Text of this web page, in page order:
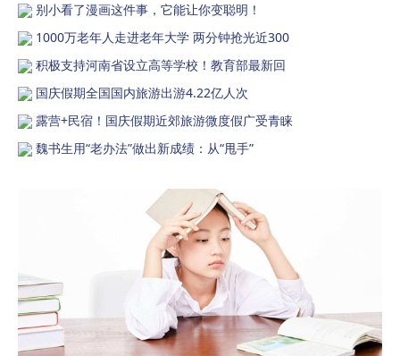
别小看了漫画这件事，它能让你变聪明！
1000万老年人走进老年大学 两分钟抢光近300
积极支持河南省设立高等学校！教育部最新回
国庆假期全国国内旅游出游4.22亿人次
露营+民宿！国庆假期近郊旅游微度假广受青睐
魏书生用“老办法”做出新成绩：从“甩手”